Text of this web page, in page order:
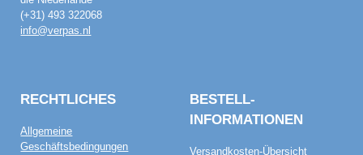
(+31) 493 322068
info@verpas.nl
RECHTLICHES
Allgemeine
Geschäftsbedingungen
BESTELL­
INFORMATIONEN
Versandkosten-Übersicht